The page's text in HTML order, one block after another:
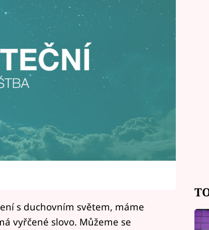
s duchovním světem, máme
vyřčené slovo. Můžeme se